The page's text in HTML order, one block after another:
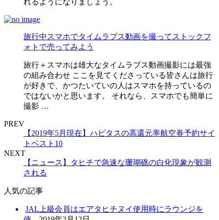
れるようになりましょう。
旅行中スマホでタイムラプス動画を撮ってストックフ
ォトで売ってみよう
旅行＋スマホは雄大なタイムラプス動画撮影には最強
の組み合わせ ここを見てくださっている皆さんは旅行
が好きで、かつたいていの人はスマホを持っているの
ではないかと思います。 それなら、スマホでも簡単に
撮影 …
PREV
【2019年5月現在】ハピタスの高還元率航空券予約サイ
トベスト10
NEXT
【ニュース】タヒチで急速な珊瑚礁の白化現象が観測
される
人気の記事
JAL上級会員はエアタヒチヌイ使用時にラウンジを